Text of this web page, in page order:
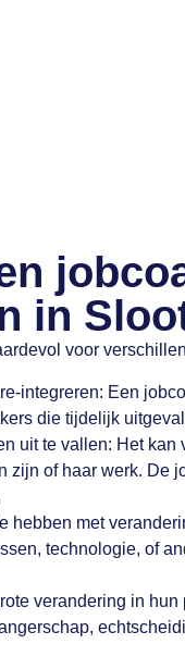
in
voor
integreren: Een
die tijdelijk
uit te vallen: Het kan
zijn of haar werk. De
hebben met
technologie, of
verandering in